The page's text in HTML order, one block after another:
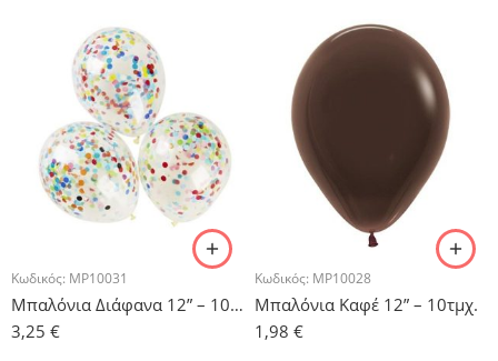
Κωδικός: MP10031
Μπαλόνια Διάφανα 12” – 10τμχ.
3,25 €
Κωδικός: MP10028
Μπαλόνια Καφέ 12” – 10τμχ.
1,98 €